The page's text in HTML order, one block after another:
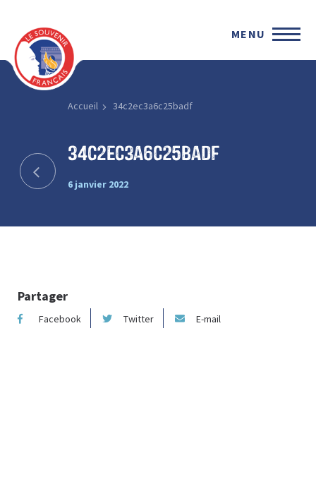
MENU
Accueil 34c2ec3a6c25badf
34c2ec3a6c25badf
6 janvier 2022
Partager
Facebook Twitter E-mail